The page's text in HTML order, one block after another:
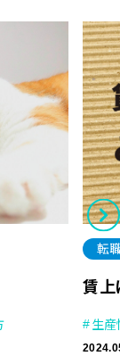
転
賃上
生産